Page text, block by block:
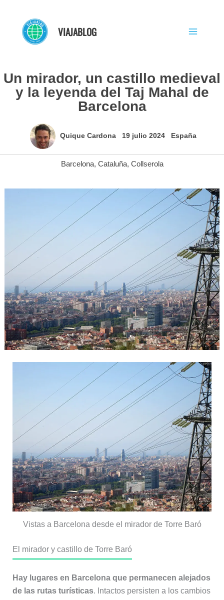
contenido
VIAJABLOG
Un mirador, un castillo medieval
y la leyenda del Taj Mahal de
Barcelona
Quique Cardona 19 julio 2024 España
Barcelona, Cataluña, Collserola
Vistas a Barcelona desde el mirador de Torre Baró
El mirador y castillo de Torre Baró
Hay lugares en Barcelona que permanecen alejados
de las rutas turísticas. Intactos persisten a los cambios